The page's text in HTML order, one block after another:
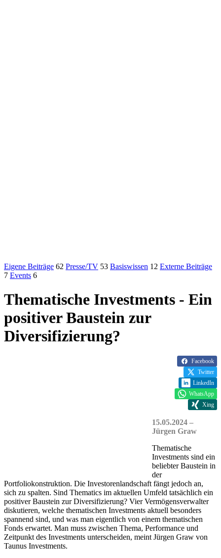
Eigene Beiträge 62 Presse/TV 53 Basiswissen 12 Externe Beiträge
7 Events 6
Thematische Investments - Ein
positiver Baustein zur
Diversifizierung?
Facebook
Twitter
LinkedIn
WhatsApp
Xing
15.05.2024 –
Jürgen Graw
Thematische
Investments sind ein
beliebter Baustein in
der
Portfoliokonstruktion. Die Investorenlandschaft fängt jedoch an,
sich zu spalten. Sind Thematics im aktuellen Umfeld tatsächlich ein
positiver Baustein zur Diversifizierung? Vier Vermögensverwalter
diskutieren, welche thematischen Investments aktuell besonders
spannend sind, und was man eigentlich von einem thematischen
Fonds erwartet. Man muss zwischen Thema, Performance und
Zeitpunkt des Investments unterscheiden, meint Jürgen Graw von
Taunus Investments.